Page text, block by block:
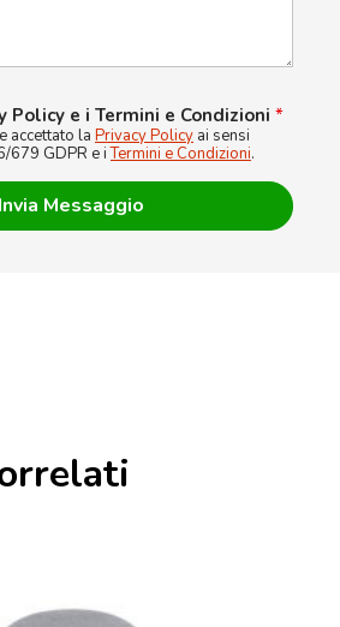
Policy e i Termini e Condizioni *
accettato la Privacy Policy ai sensi
679 GDPR e iTermini e Condizioni.